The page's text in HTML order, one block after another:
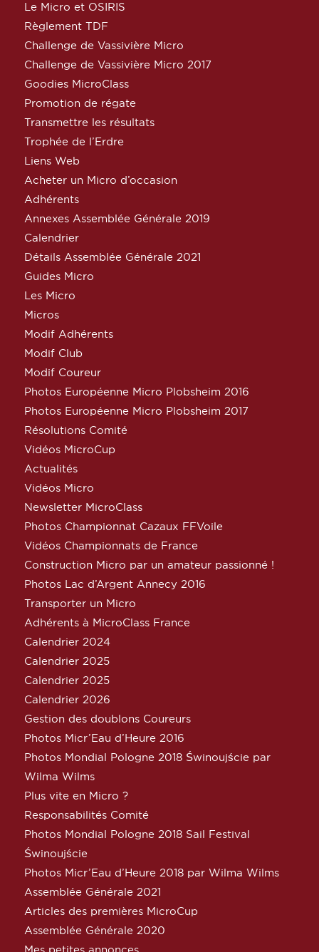
Le Micro et OSIRIS
Règlement TDF
Challenge de Vassivière Micro
Challenge de Vassivière Micro 2017
Goodies MicroClass
Promotion de régate
Transmettre les résultats
Trophée de l’Erdre
Liens Web
Acheter un Micro d’occasion
Adhérents
Annexes Assemblée Générale 2019
Calendrier
Détails Assemblée Générale 2021
Guides Micro
Les Micro
Micros
Modif Adhérents
Modif Club
Modif Coureur
Photos Européenne Micro Plobsheim 2016
Photos Européenne Micro Plobsheim 2017
Résolutions Comité
Vidéos MicroCup
Actualités
Vidéos Micro
Newsletter MicroClass
Photos Championnat Cazaux FFVoile
Vidéos Championnats de France
Construction Micro par un amateur passionné !
Photos Lac d’Argent Annecy 2016
Transporter un Micro
Adhérents à MicroClass France
Calendrier 2024
Calendrier 2025
Calendrier 2025
Calendrier 2026
Gestion des doublons Coureurs
Photos Micr’Eau d’Heure 2016
Photos Mondial Pologne 2018 Świnoujście par
Wilma Wilms
Plus vite en Micro ?
Responsabilités Comité
Photos Mondial Pologne 2018 Sail Festival
Świnoujście
Photos Micr’Eau d’Heure 2018 par Wilma Wilms
Assemblée Générale 2021
Articles des premières MicroCup
Assemblée Générale 2020